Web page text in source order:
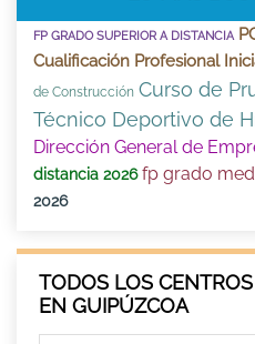
FP GRADO SUPERIOR A DISTANCIA
Cualificación Profesional
de Construcción Curso de
Técnico Deportivo de
Dirección General de
distancia 2026 fp grado
2026
TODOS LOS
EN GUIPÚZCOA